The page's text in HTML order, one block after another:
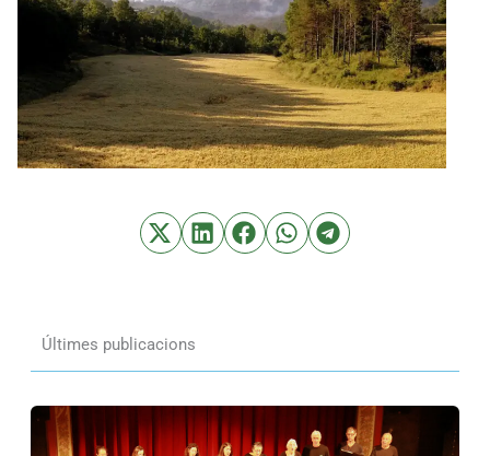
Últimes publicacions